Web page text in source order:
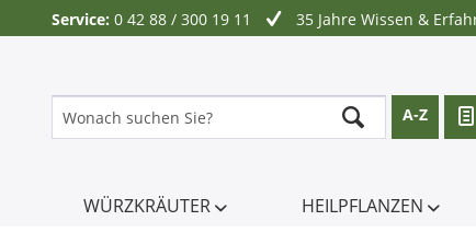
Service: 0 42 88 / 300 19 11 35 Jahre Wissen &
A-Z
WÜRZKRÄUTER HEILPFLANZEN